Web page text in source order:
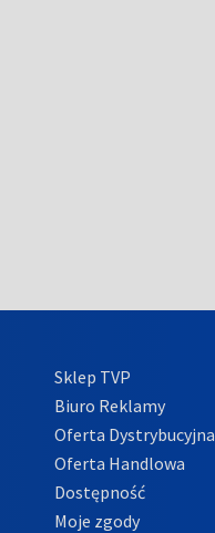
Sklep TVP
Biuro Reklamy
Oferta Dystrybucyjna
Oferta Handlowa
Dostępność
Moje zgody